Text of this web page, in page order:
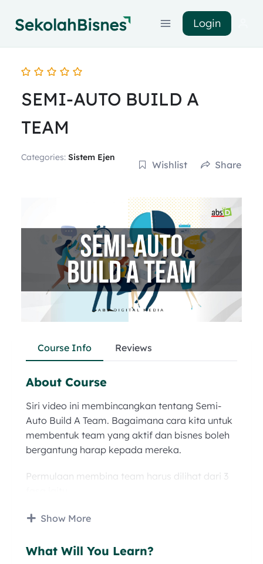
Login
SEMI-AUTO BUILD A
TEAM
Categories: Sistem Ejen
Wishlist Share
Course Info Reviews
About Course
Siri video ini membincangkan tentang Semi-
Auto Build A Team. Bagaimana cara kita untuk
membentuk team yang aktif dan bisnes boleh
bergantung harap kepada mereka.
Permulaan membina team harus dilihat dari 3
Memasukkan team
Membuat pembaikan dari masa ke masa
Show More
What Will You Learn?